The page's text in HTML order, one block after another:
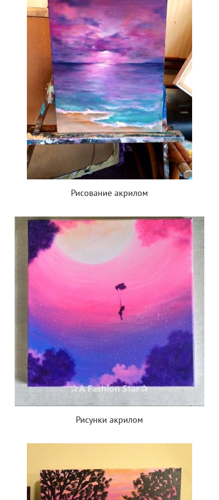
Рисование акрилом
Рисунки акрилом